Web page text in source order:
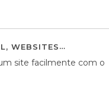
, WEBSITES
site facilmente com o